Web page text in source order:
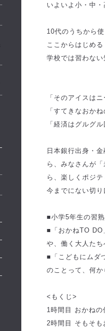
いよいよ小・中
10代のうちから
ここからはじめ
学校では習わな
「そのアイスは
「すてきなおか
「経済はグルグ
日本銀行出身・
ら、みなさんが
ら、楽しくポジ
今までにない切
■小学5年生の習
■「おかねTO DO
や、働く大人た
■「こどもにムダ
のことって、何
<もくじ>
1時間目 おかねの
2時間目 そもそ